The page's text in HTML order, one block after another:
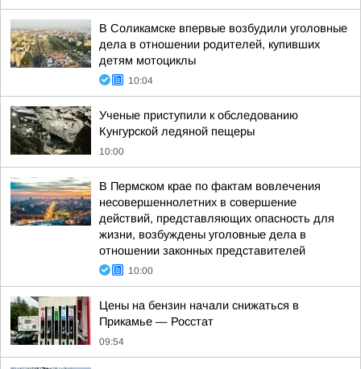
В Соликамске впервые возбудили уголовные
дела в отношении родителей, купивших
детям мотоциклы
10:04
Ученые приступили к обследованию
Кунгурской ледяной пещеры
10:00
В Пермском крае по фактам вовлечения
несовершеннолетних в совершение
действий, представляющих опасность для
жизни, возбуждены уголовные дела в
отношении законных представителей
10:00
Цены на бензин начали снижаться в
Прикамье — Росстат
09:54